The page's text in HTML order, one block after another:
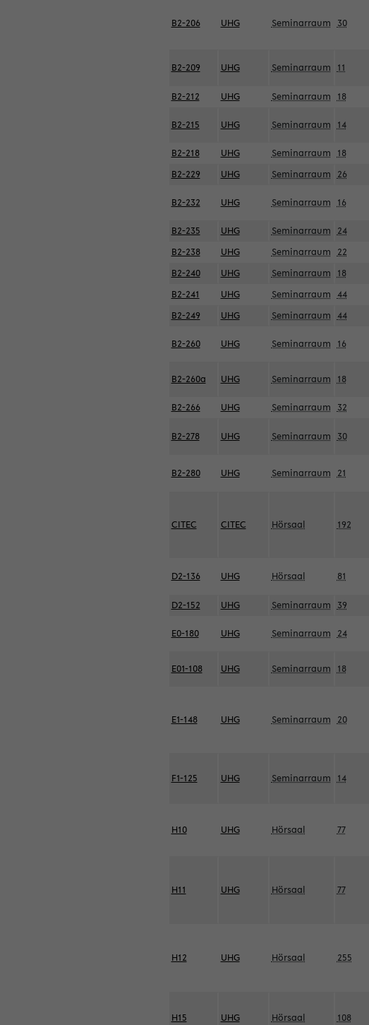
B2-206 UHG Seminarraum 30
B2-209 UHG Seminarraum 11
B2-212 UHG Seminarraum 18
B2-215 UHG Seminarraum 14
B2-218 UHG Seminarraum 18
B2-229
UHG Seminarraum 26
B2-232 UHG Seminarraum 16
B2-235 UHG Seminarraum 24
B2-238
UHG Seminarraum 22
B2-240
UHG Seminarraum 18
B2-241
UHG Seminarraum 44
B2-249
UHG Seminarraum 44
B2-260 UHG Seminarraum 16
B2-260a UHG Seminarraum 18
B2-266 UHG Seminarraum 32
B2-278 UHG Seminarraum 30
B2-280 UHG Seminarraum 21
CITEC CITEC Hörsaal 192
D2-136 UHG Hörsaal 81
D2-152 UHG Seminarraum 39
E0-180 UHG Seminarraum 24
E01-108 UHG Seminarraum 18
E1-148 UHG Seminarraum 20
F1-125 UHG Seminarraum 14
H10 UHG Hörsaal 77
H11 UHG Hörsaal 77
H12 UHG Hörsaal 255
H15 UHG Hörsaal 108